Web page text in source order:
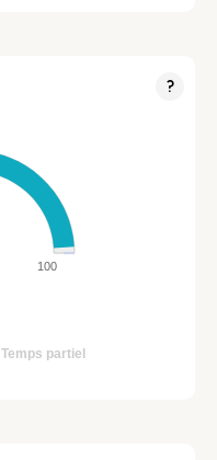
?
Temps partiel
100